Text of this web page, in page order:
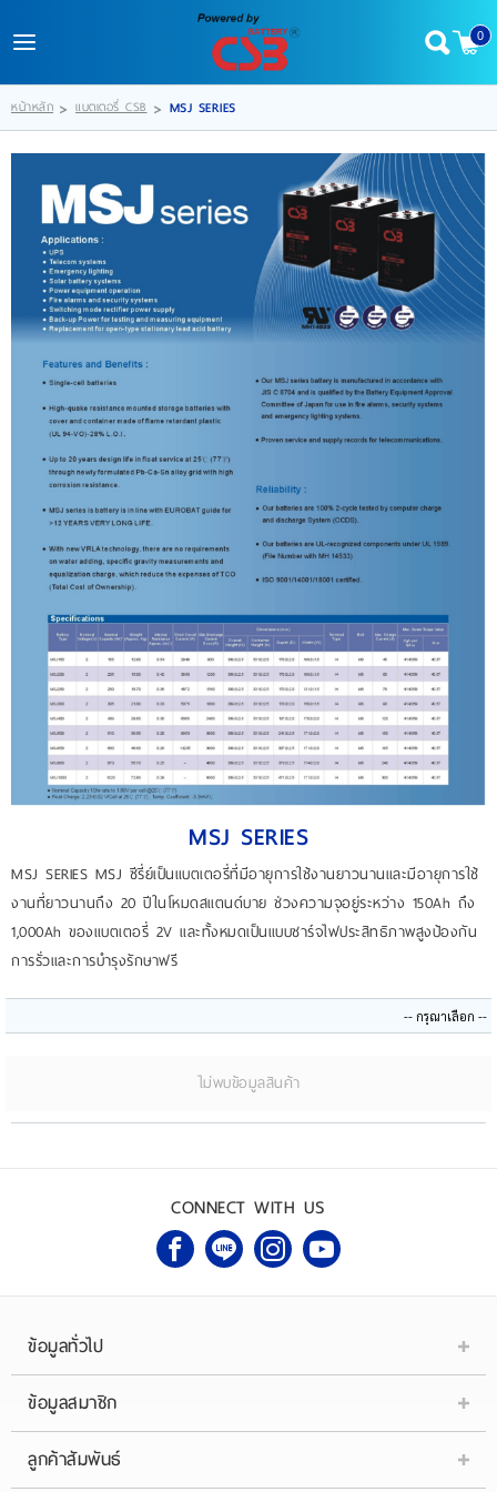
Register
Wishlist( 0 )
หน้าหลัก
สินค้า
FACEBOOK(เพจ)
LINE@
ข่าวสารและบทความ
วิธีสั่งซื้อและชำระเงิน
ติดต่อเรา
เข้าสู่ระบบ/ลงทะเบียนใหม่
0
หน้าหลัก > แบตเตอรี่ CSB > MSJ SERIES
MSJ SERIES
MSJ SERIES MSJ ซีรี่ย์เป็นแบตเตอรี่ที่มีอายุการใช้งานยาวนานและมีอายุการใช้
งานที่ยาวนานถึง 20 ปีในโหมดสแตนด์บาย ช่วงความจุอยู่ระหว่าง 150Ah ถึง
1,000Ah ของแบตเตอรี่ 2V และทั้งหมดเป็นแบบชาร์จไฟประสิทธิภาพสูงป้องกัน
การรั่วและการบำรุงรักษาฟรี
ไม่พบข้อมูลสินค้า
CONNECT WITH US
ข้อมูลทั่วไป
ข้อมูลสมาชิก
ลูกค้าสัมพันธ์